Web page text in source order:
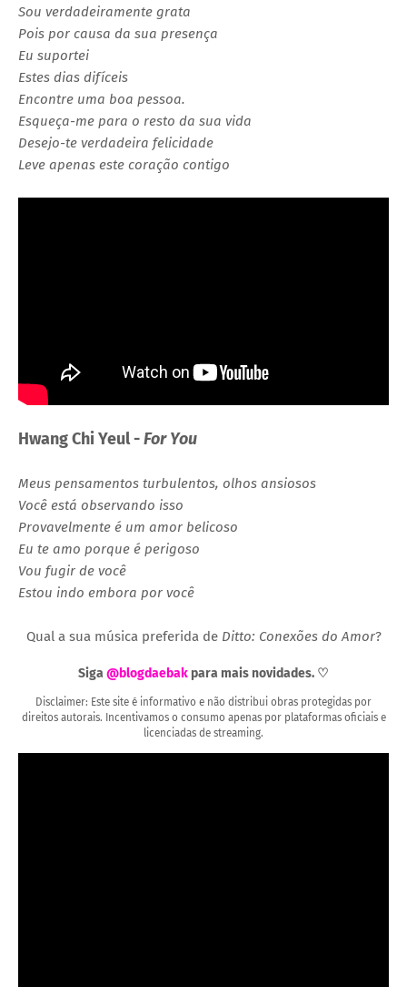
Sou verdadeiramente grata
Pois por causa da sua presença
Eu suportei
Estes dias difíceis
Encontre uma boa pessoa.
Esqueça-me para o resto da sua vida
Desejo-te verdadeira felicidade
Leve apenas este coração contigo
Hwang Chi Yeul -For You
Meus pensamentos turbulentos, olhos ansiosos
Você está observando isso
Provavelmente é um amor belicoso
Eu te amo porque é perigoso
Vou fugir de você
Estou indo embora por você
Qual a sua música preferida de Ditto: Conexões do Amor?
Siga @blogdaebak para mais novidades. ♡
Disclaimer: Este site é informativo e não distribui obras protegidas por
direitos autorais. Incentivamos o consumo apenas por plataformas oficiais e
licenciadas de streaming.